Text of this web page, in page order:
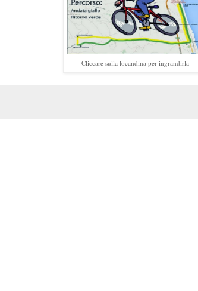
Cliccare sulla locandina per ingrandirla